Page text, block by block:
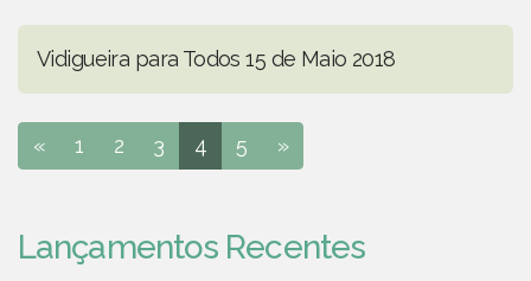
Vidigueira para Todos 15 de Maio 2018
« 1 2 3 4 5 »
Lançamentos Recentes